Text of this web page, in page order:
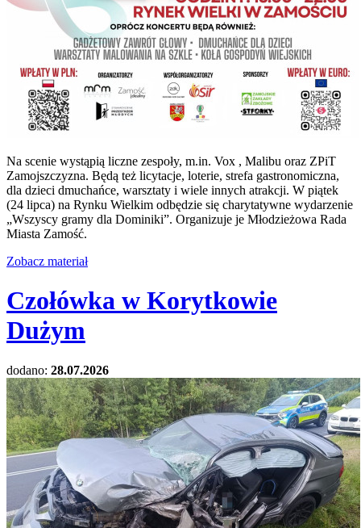
Na scenie wystąpią liczne zespoły, m.in. Vox , Malibu oraz ZPiT
Zamojszczyzna. Będą też licytacje, loterie, strefa gastronomiczna,
dla dzieci dmuchańce, warsztaty i wiele innych atrakcji. W piątek
(24 lipca) na Rynku Wielkim odbędzie się charytatywne wydarzenie
„Wszyscy gramy dla Dominiki”. Organizuje je Młodzieżowa Rada
Miasta Zamość.
Zobacz materiał
Czołówka w Korytkowie
Dużym
dodano: 28.07.2026